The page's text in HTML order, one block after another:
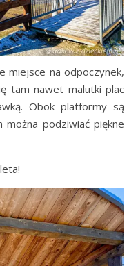
miejsce na odpoczynek,
tam nawet malutki plac
Obok platformy są
można podziwiać piękne